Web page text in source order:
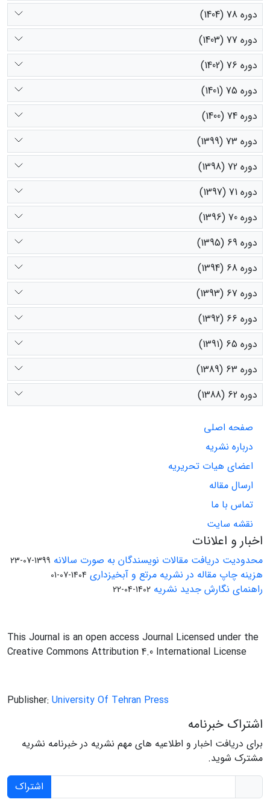
دوره 78 (1404)
دوره 77 (1403)
دوره 76 (1402)
دوره 75 (1401)
دوره 74 (1400)
دوره 73 (1399)
دوره 72 (1398)
دوره 71 (1397)
دوره 70 (1396)
دوره 69 (1395)
دوره 68 (1394)
دوره 67 (1393)
دوره 66 (1392)
دوره 65 (1391)
دوره 63 (1389)
دوره 62 (1388)
صفحه اصلی
درباره نشریه
اعضای هیات تحریریه
ارسال مقاله
تماس با ما
نقشه سایت
اخبار و اعلانات
محدودیت دریافت مقالات نویسندگان به صورت سالانه 1399-07-23
هزینه چاپ مقاله در نشریه مرتع و آبخیزداری 1404-07-01
راهنمای نگارش جدید نشریه 1402-04-22
This Journal is an open access Journal Licensed under the
Creative Commons Attribution 4.0 International License
Publisher: University Of Tehran Press
اشتراک خبرنامه
برای دریافت اخبار و اطلاعیه های مهم نشریه در خبرنامه نشریه
مشترک شوید.
اشتراک